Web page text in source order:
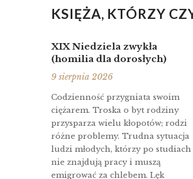
KSIĘŻA, KTÓRZY
XIX Niedziela zwykła
(homilia dla dorosłych)
9 sierpnia 2026
Codzienność przygniata swoim
ciężarem. Troska o byt rodziny
przysparza wielu kłopotów; rodzi
różne problemy. Trudna sytuacja
ludzi młodych, którzy po studiach
nie znajdują pracy i muszą
emigrować za chlebem. Lęk